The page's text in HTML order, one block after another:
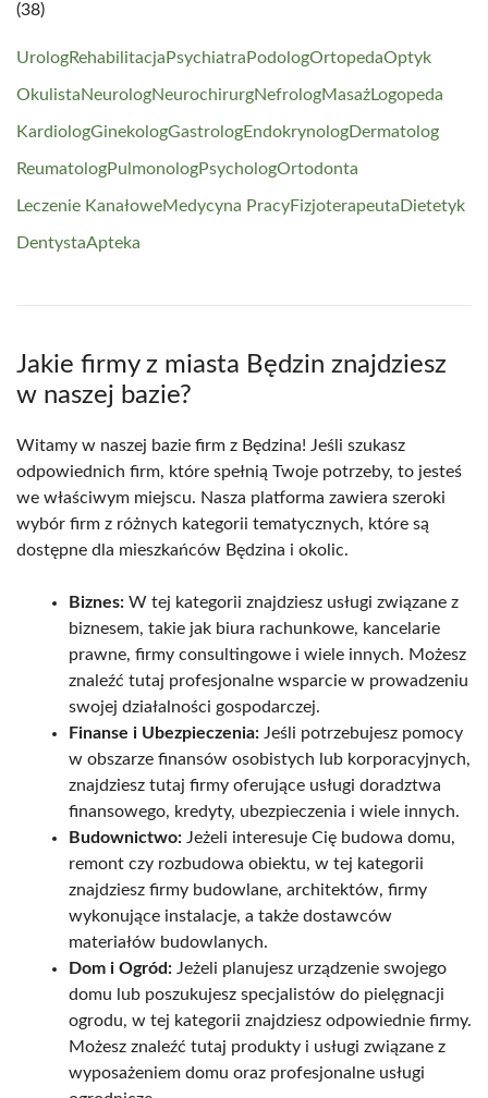
(38)
UrologRehabilitacja Psychiatra PodologOrtopedaOptyk
OkulistaNeurologNeurochirurgNefrologMasażLogopeda
KardiologGinekologGastrologEndokrynologDermatolog
ReumatologPulmonologPsychologOrtodonta
Leczenie KanałoweMedycyna PracyFizjoterapeuta Dietetyk
DentystaApteka
Jakie firmy z miasta Będzin znajdziesz
w naszej bazie?
Witamy w naszej bazie firm z Będzina! Jeśli szukasz
odpowiednich firm, które spełnią Twoje potrzeby, to jesteś
we właściwym miejscu. Nasza platforma zawiera szeroki
wybór firm z różnych kategorii tematycznych, które są
dostępne dla mieszkańców Będzina i okolic.
Biznes: W tej kategorii znajdziesz usługi związane z
biznesem, takie jak biura rachunkowe, kancelarie
prawne, firmy consultingowe i wiele innych. Możesz
znaleźć tutaj profesjonalne wsparcie w prowadzeniu
swojej działalności gospodarczej.
Finanse i Ubezpieczenia: Jeśli potrzebujesz pomocy
w obszarze finansów osobistych lub korporacyjnych,
znajdziesz tutaj firmy oferujące usługi doradztwa
finansowego, kredyty, ubezpieczenia i wiele innych.
Budownictwo: Jeżeli interesuje Cię budowa domu,
remont czy rozbudowa obiektu, w tej kategorii
znajdziesz firmy budowlane, architektów, firmy
wykonujące instalacje, a także dostawców
materiałów budowlanych.
Dom i Ogród: Jeżeli planujesz urządzenie swojego
domu lub poszukujesz specjalistów do pielęgnacji
ogrodu, w tej kategorii znajdziesz odpowiednie firmy.
Możesz znaleźć tutaj produkty i usługi związane z
wyposażeniem domu oraz profesjonalne usługi